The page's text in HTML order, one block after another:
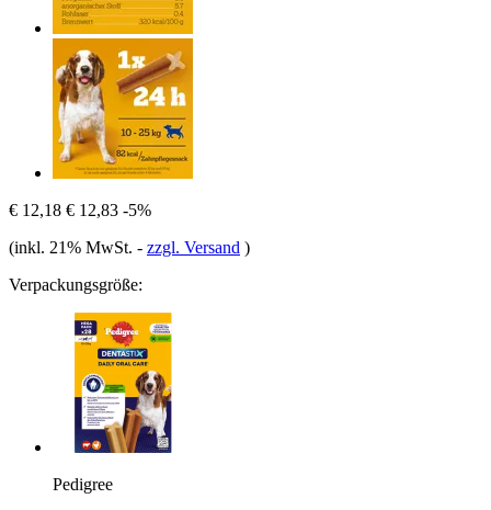
€ 12,18 € 12,83 -5%
(inkl. 21% MwSt. - zzgl. Versand )
Verpackungsgröße:
Pedigree